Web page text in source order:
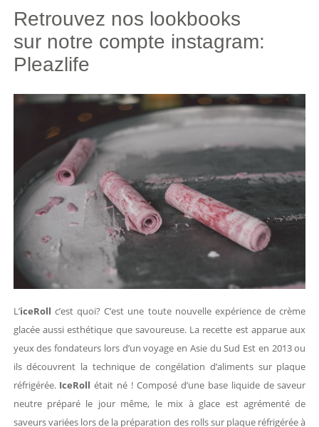
Retrouvez nos lookbooks
sur notre compte instagram:
Pleazlife
L’iceRoll c’est quoi? C’est une toute nouvelle expérience de crème
glacée aussi esthétique que savoureuse. La recette est apparue aux
yeux des fondateurs lors d’un voyage en Asie du Sud Est en 2013 ou
ils découvrent la technique de congélation d’aliments sur plaque
réfrigérée. IceRoll était né ! Composé d’une base liquide de saveur
neutre préparé le jour même, le mix à glace est agrémenté de
saveurs variées lors de la préparation des rolls sur plaque réfrigérée à